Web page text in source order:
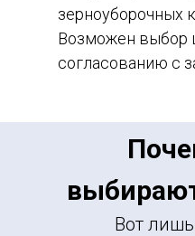
зерноуборочных
Возможен выбор
согласованию с
Вот